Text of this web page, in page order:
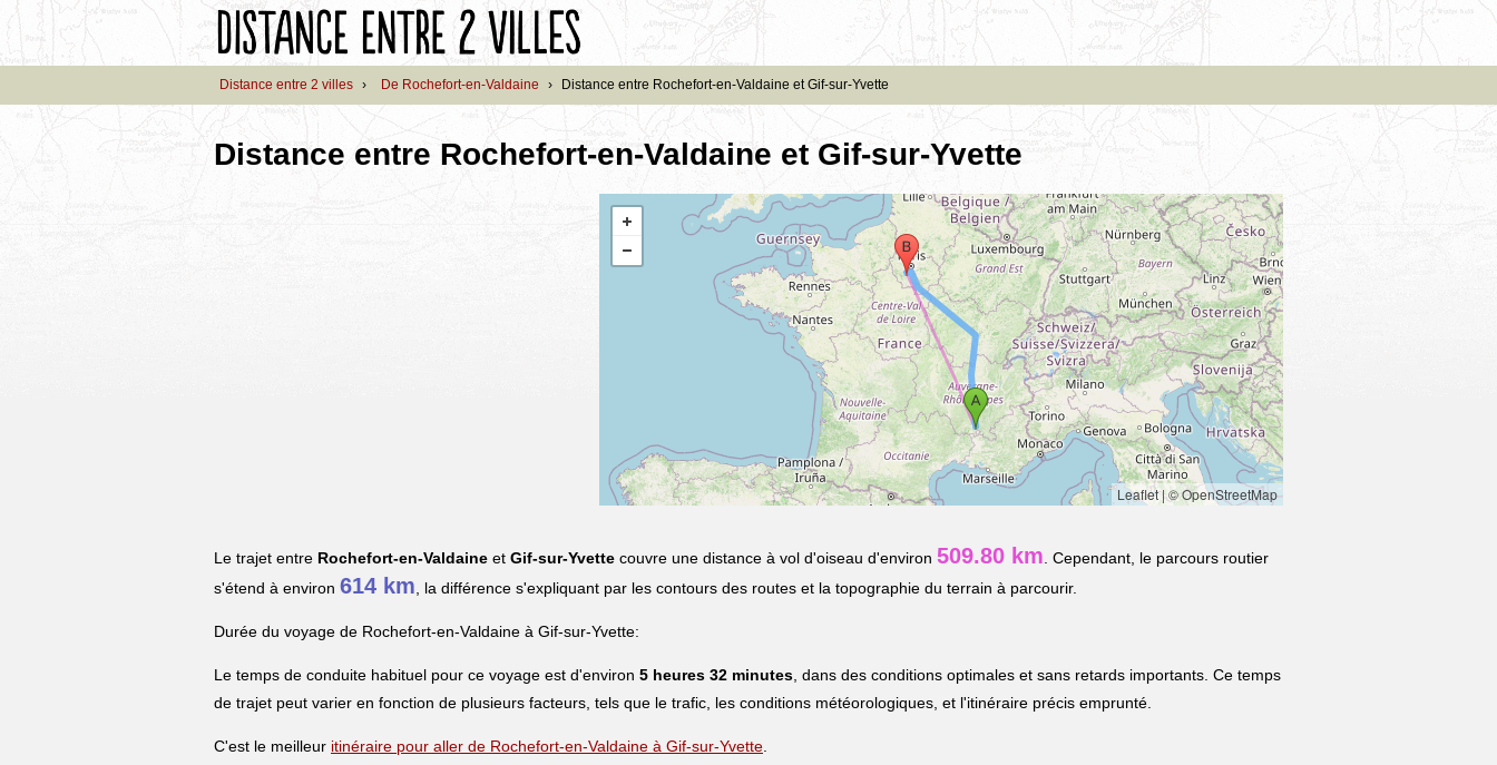
Distance entre 2 villes › De Rochefort-en-Valdaine › Distance entre Rochefort-en-Valdaine et Gif-sur-Yvette
Distance entre Rochefort-en-Valdaine et Gif-sur-Yvette
Leaflet|© OpenStreetMap
Le trajet entre Rochefort-en-Valdaine et Gif-sur-Yvette couvre une distance à vol d'oiseau d'environ 509.80 km . Cependant, le parcours routier
s'étend à environ 614 km , la différence s'expliquant par les contours des routes et la topographie du terrain à parcourir.
Durée du voyage de Rochefort-en-Valdaine à Gif-sur-Yvette:
Le temps de conduite habituel pour ce voyage est d'environ 5 heures 32 minutes , dans des conditions optimales et sans retards importants. Ce temps
de trajet peut varier en fonction de plusieurs facteurs, tels que le trafic, les conditions météorologiques, et l'itinéraire précis emprunté.
C'est le meilleur itinéraire pour aller de Rochefort-en-Valdaine à Gif-sur-Yvette